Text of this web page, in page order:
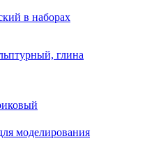
в наборах
глина
моделирования